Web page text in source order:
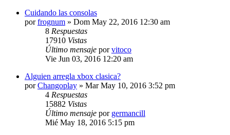
Cuidando las consolas
porfrognum » Dom May 22, 2016 12:30 am
8 Respuestas
17910 Vistas
Último mensaje porvitoco
Vie Jun 03, 2016 12:20 am
Alguien arregla xbox clasica?
porChangoplay » Mar May 10, 2016 3:52 pm
4 Respuestas
15882 Vistas
Último mensaje por germancill
Mié May 18, 2016 5:15 pm